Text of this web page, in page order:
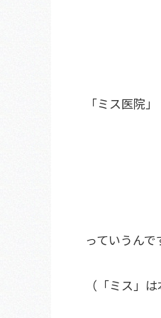
「ミス医院」
っていうんで
（「ミス」